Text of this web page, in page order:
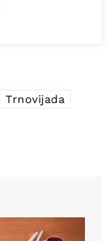
Trnovijada